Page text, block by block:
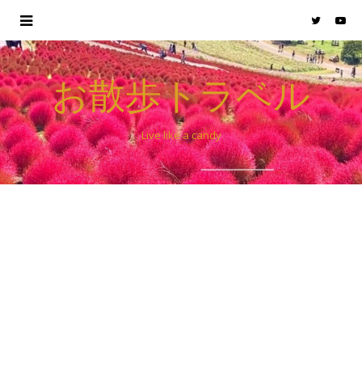
お散歩トラベル
Live like a candy